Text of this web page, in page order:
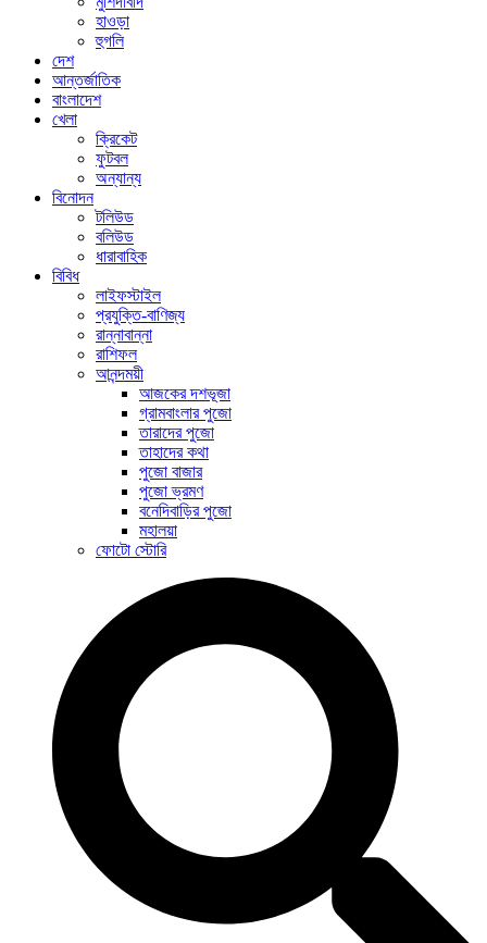
হাওড়া
হুগলি
দেশ
আন্তর্জাতিক
বাংলাদেশ
খেলা
ক্রিকেট
ফুটবল
অন্যান্য
বিনোদন
টলিউড
বলিউড
ধারাবাহিক
বিবিধ
লাইফস্টাইল
প্রযুক্তি-বাণিজ্য
রান্নাবান্না
রাশিফল
আনন্দময়ী
আজকের দশভূজা
গ্রামবাংলার পুজো
তারাদের পুজো
তাহাদের কথা
পুজো বাজার
পুজো ভ্রমণ
বনেদিবাড়ির পুজো
মহালয়া
ফোটো স্টোরি